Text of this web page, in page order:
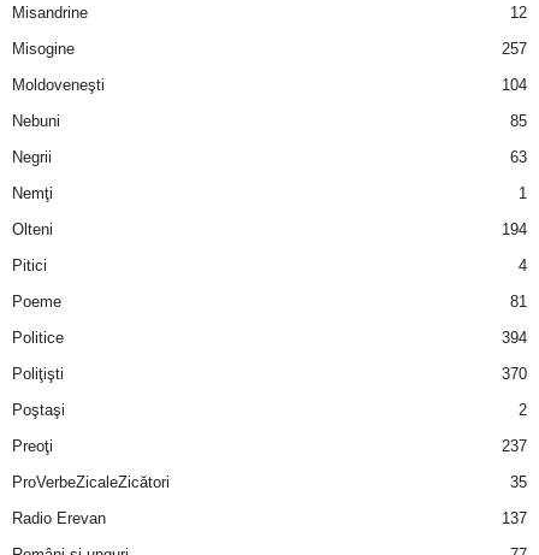
Misandrine
12
Misogine
257
Moldoveneşti
104
Nebuni
85
Negrii
63
Nemţi
1
Olteni
194
Pitici
4
Poeme
81
Politice
394
Poliţişti
370
Poştaşi
2
Preoţi
237
ProVerbeZicaleZicători
35
Radio Erevan
137